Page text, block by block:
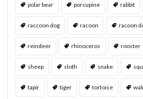
polar bear porcupine rabbit
raccoon dog racoon racoon
reindeer rhinoceros rooster
sheep sloth snake
tapir tiger tortoise